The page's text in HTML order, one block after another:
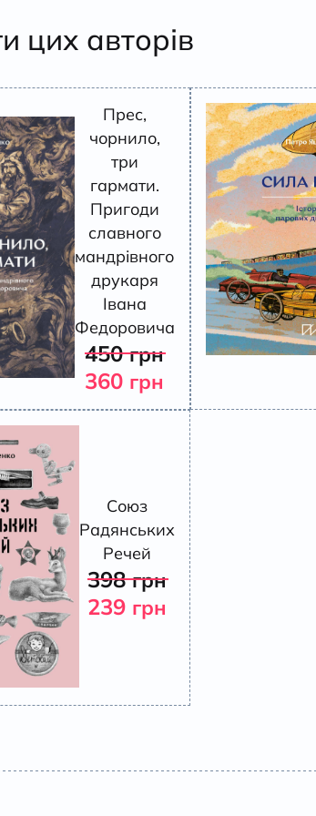
цих авторів
Прес,
чорнило,
три
гармати.
Пригоди
славного
мандрівного
друкаря
Івана
Федоровича
450грн
360 грн
Союз
Радянських
Речей
398грн
239 грн